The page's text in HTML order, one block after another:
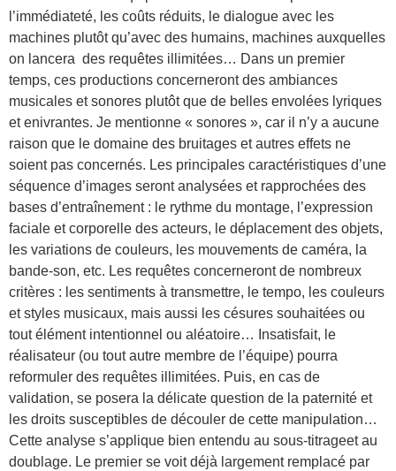
l’immédiateté, les coûts réduits, le dialogue avec les
machines plutôt qu’avec des humains, machines auxquelles
on lancera des requêtes illimitées… Dans un premier
temps, ces productions concerneront des ambiances
musicales et sonores plutôt que de belles envolées lyriques
et enivrantes. Je mentionne « sonores », car il n’y a aucune
raison que le domaine des bruitages et autres effets ne
soient pas concernés. Les principales caractéristiques d’une
séquence d’images seront analysées et rapprochées des
bases d’entraînement : le rythme du montage, l’expression
faciale et corporelle des acteurs, le déplacement des objets,
les variations de couleurs, les mouvements de caméra, la
bande-son, etc. Les requêtes concerneront de nombreux
critères : les sentiments à transmettre, le tempo, les couleurs
et styles musicaux, mais aussi les césures souhaitées ou
tout élément intentionnel ou aléatoire… Insatisfait, le
réalisateur (ou tout autre membre de l’équipe) pourra
reformuler des requêtes illimitées. Puis, en cas de
validation, se posera la délicate question de la paternité et
les droits susceptibles de découler de cette manipulation…
Cette analyse s’applique bien entendu au sous-titrageet au
doublage. Le premier se voit déjà largement remplacé par